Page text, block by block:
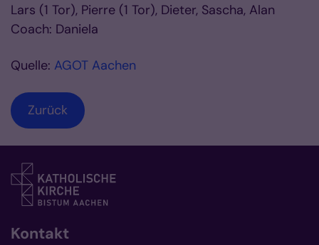
Lars (1 Tor), Pierre (1 Tor), Dieter, Sascha, Alan
Coach: Daniela
Quelle: AGOT Aachen
Zurück
Kontakt